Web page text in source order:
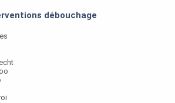
débouchage